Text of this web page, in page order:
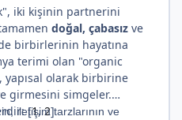
iki kişinin partnerini
doğal, çabasız ve
birbirlerinin hayatına
terimi olan "organic
olarak birbirine
girmesini simgeler.
[1,2]
iletişim tarzlarının ve